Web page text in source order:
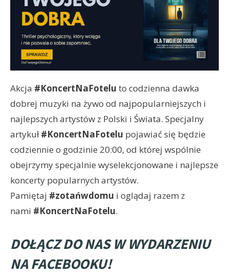
Akcja #KoncertNaFotelu to codzienna dawka
dobrej muzyki na żywo od najpopularniejszych i
najlepszych artystów z Polski i Świata. Specjalny
artykuł#KoncertNaFotelu pojawiać się będzie
codziennie o godzinie 20:00, od której wspólnie
obejrzymy specjalnie wyselekcjonowane i najlepsze
koncerty popularnych artystów.
Pamiętaj #zotańwdomu i oglądaj razem z
nami #KoncertNaFotelu.
DOŁĄCZ DO NAS W WYDARZENIU
NA FACEBOOKU!